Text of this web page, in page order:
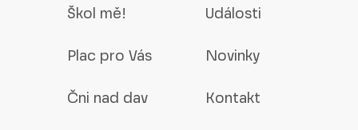
Škol mě!
Plac pro Vás
Čni nad dav
Události
Novinky
Kontakt